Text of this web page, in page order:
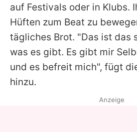
auf Festivals oder in Klubs.
Hüften zum Beat zu
tägliches Brot. "Das ist das
was es gibt. Es gibt mir
und es befreit mich", fügt
hinzu.
Anzeige